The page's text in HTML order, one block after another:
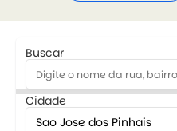
Buscar
Cidade